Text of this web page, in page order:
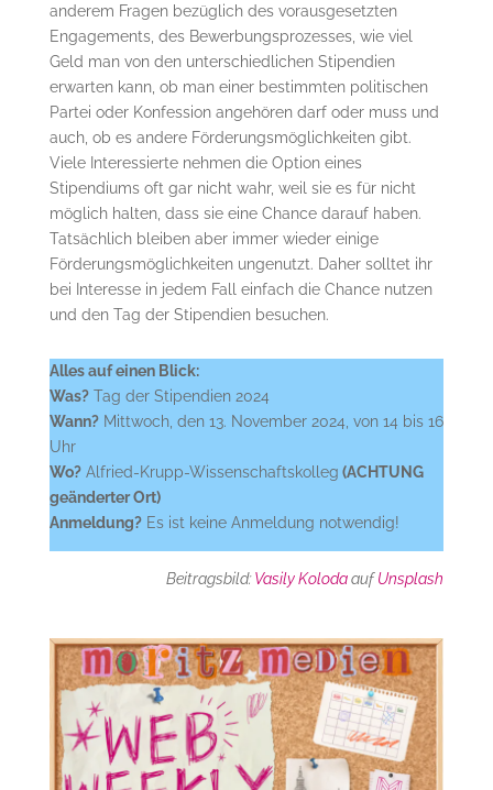
anderem Fragen bezüglich des vorausgesetzten
Engagements, des Bewerbungsprozesses, wie viel
Geld man von den unterschiedlichen Stipendien
erwarten kann, ob man einer bestimmten politischen
Partei oder Konfession angehören darf oder muss und
auch, ob es andere Förderungsmöglichkeiten gibt.
Viele Interessierte nehmen die Option eines
Stipendiums oft gar nicht wahr, weil sie es für nicht
möglich halten, dass sie eine Chance darauf haben.
Tatsächlich bleiben aber immer wieder einige
Förderungsmöglichkeiten ungenutzt. Daher solltet ihr
bei Interesse in jedem Fall einfach die Chance nutzen
und den Tag der Stipendien besuchen.
Alles auf einen Blick:
Was?Tag der Stipendien 2024
Wann?Mittwoch, den 13. November 2024, von 14 bis 16
Uhr
Wo?Alfried-Krupp-Wissenschaftskolleg (ACHTUNG
geänderter Ort)
Anmeldung?Es ist keine Anmeldung notwendig!
Beitragsbild:Vasily KolodaaufUnsplash